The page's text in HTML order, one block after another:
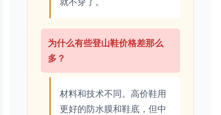
为什么有些登山鞋价格差那么
多？
材料和技术不同。高价鞋用
更好的防水膜和鞋底，但中